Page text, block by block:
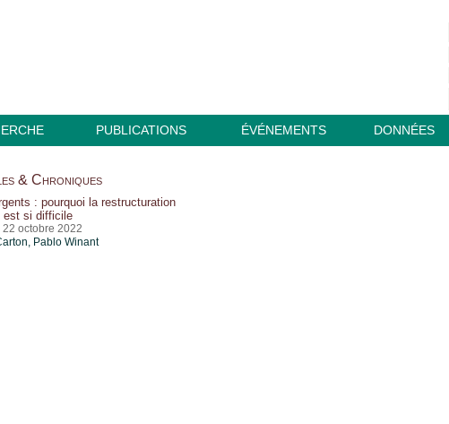
PUBLICATIONS ÉVÉNEMENTS DONNÉES
& Chroniques
: pourquoi la restructuration
est si difficile
22 octobre 2022
Pablo Winant